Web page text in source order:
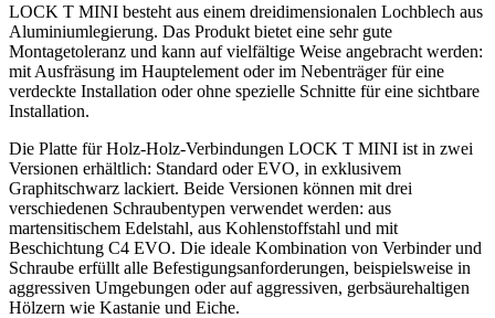
LOCK T MINI besteht aus einem dreidimensionalen Lochblech aus
Aluminiumlegierung. Das Produkt bietet eine sehr gute
Montagetoleranz und kann auf vielfältige Weise angebracht werden:
mit Ausfräsung im Hauptelement oder im Nebenträger für eine
verdeckte Installation oder ohne spezielle Schnitte für eine sichtbare
Installation.
Die Platte für Holz-Holz-Verbindungen LOCK T MINI ist in zwei
Versionen erhältlich: Standard oderEVO, in exklusivem
Graphitschwarz lackiert. Beide Versionen können mit drei
verschiedenen Schraubentypen verwendet werden: aus
martensitischem Edelstahl, aus Kohlenstoffstahl und mit
Beschichtung C4 EVO. Die ideale Kombination von Verbinder und
Schraube erfüllt alle Befestigungsanforderungen, beispielsweise in
aggressiven Umgebungen oder auf aggressiven, gerbsäurehaltigen
Hölzern wie Kastanie und Eiche.